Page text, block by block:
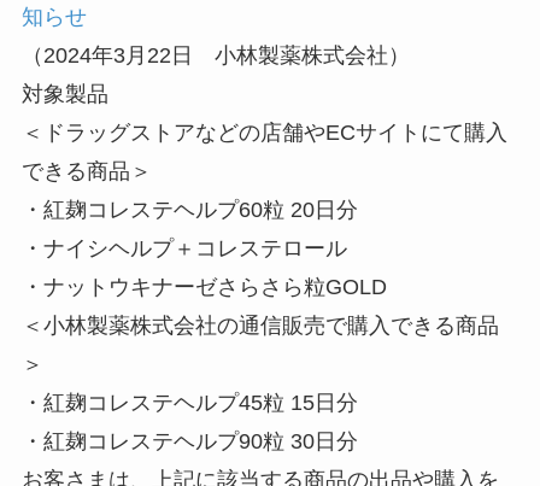
知らせ
（2024年3月22日 小林製薬株式会社）
対象製品
＜ドラッグストアなどの店舗やECサイトにて購入
できる商品＞
・紅麹コレステヘルプ60粒 20日分
・ナイシヘルプ＋コレステロール
・ナットウキナーゼさらさら粒GOLD
＜小林製薬株式会社の通信販売で購入できる商品
＞
・紅麹コレステヘルプ45粒 15日分
・紅麹コレステヘルプ90粒 30日分
お客さまは、上記に該当する商品の出品や購入を